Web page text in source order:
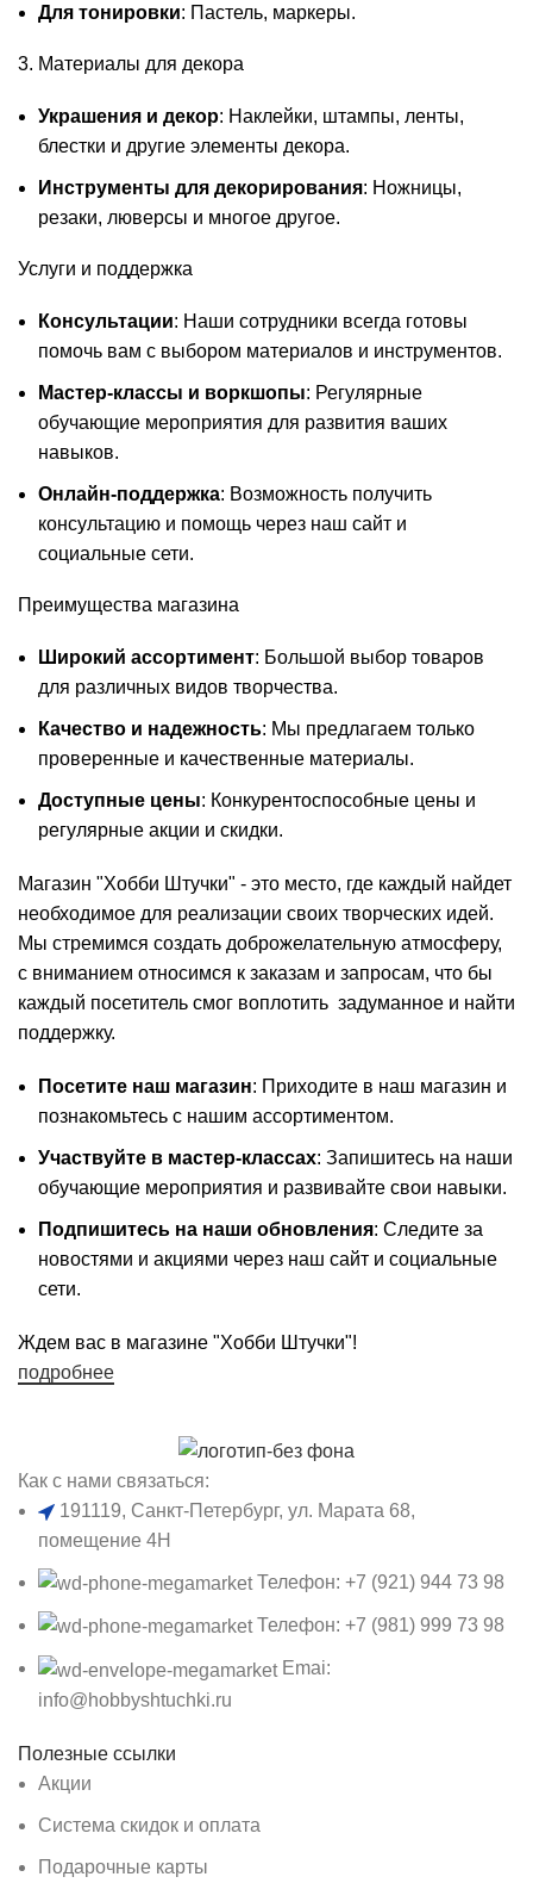
Для тонировки: Пастель, маркеры.
3. Материалы для декора
Украшения и декор: Наклейки, штампы, ленты,
блестки и другие элементы декора.
Инструменты для декорирования: Ножницы,
резаки, люверсы и многое другое.
Услуги и поддержка
Консультации: Наши сотрудники всегда готовы
помочь вам с выбором материалов и инструментов.
Мастер-классы и воркшопы: Регулярные
обучающие мероприятия для развития ваших
навыков.
Онлайн-поддержка: Возможность получить
консультацию и помощь через наш сайт и
социальные сети.
Преимущества магазина
Широкий ассортимент: Большой выбор товаров
для различных видов творчества.
Качество и надежность: Мы предлагаем только
проверенные и качественные материалы.
Доступные цены: Конкурентоспособные цены и
регулярные акции и скидки.
Магазин "Хобби Штучки" - это место, где каждый найдет
необходимое для реализации своих творческих идей.
Мы стремимся создать доброжелательную атмосферу,
с вниманием относимся к заказам и запросам, что бы
каждый посетитель смог воплотить задуманное и найти
поддержку.
Посетите наш магазин: Приходите в наш магазин и
познакомьтесь с нашим ассортиментом.
Участвуйте в мастер-классах: Запишитесь на наши
обучающие мероприятия и развивайте свои навыки.
Подпишитесь на наши обновления: Следите за
новостями и акциями через наш сайт и социальные
сети.
Ждем вас в магазине "Хобби Штучки"!
подробнее
Как с нами связаться:
191119, Санкт-Петербург, ул. Марата 68,
помещение 4Н
Телефон: +7 (921) 944 73 98
Телефон: +7 (981) 999 73 98
Emai:
info@hobbyshtuchki.ru
Полезные ссылки
Акции
Система скидок и оплата
Подарочные карты